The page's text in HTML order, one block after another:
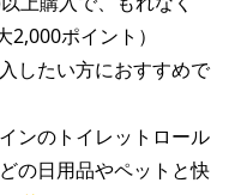
ポイント）
したい方におすすめで
ンのトイレットロール
の日用品やペットと快